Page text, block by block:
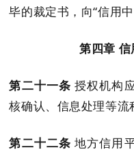
毕的裁定书，向“信用
第四章 信
第二十一条 授权机构
核确认、信息处理等流
第二十二条 地方信用